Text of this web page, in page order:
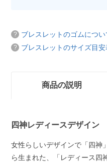
ブレスレットのゴムについ
ブレスレットのサイズ目安
商品の説明
四神レディースデザイン
女性らしいデザインで「四神
ら生まれた、「レディース四